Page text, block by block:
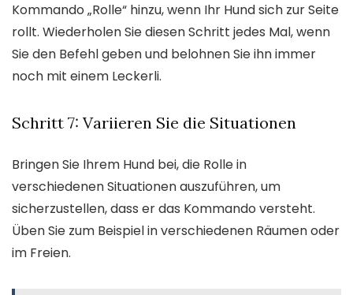
Kommando „Rolle“ hinzu, wenn Ihr Hund sich zur Seite
rollt. Wiederholen Sie diesen Schritt jedes Mal, wenn
Sie den Befehl geben und belohnen Sie ihn immer
noch mit einem Leckerli.
Schritt 7: Variieren Sie die Situationen
Bringen Sie Ihrem Hund bei, die Rolle in
verschiedenen Situationen auszuführen, um
sicherzustellen, dass er das Kommando versteht.
Üben Sie zum Beispiel in verschiedenen Räumen oder
im Freien.